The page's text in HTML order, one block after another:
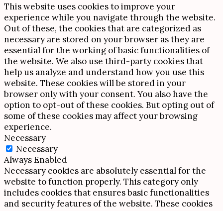
This website uses cookies to improve your
experience while you navigate through the website.
Out of these, the cookies that are categorized as
necessary are stored on your browser as they are
essential for the working of basic functionalities of
the website. We also use third-party cookies that
help us analyze and understand how you use this
website. These cookies will be stored in your
browser only with your consent. You also have the
option to opt-out of these cookies. But opting out of
some of these cookies may affect your browsing
experience.
Necessary
Necessary
Always Enabled
Necessary cookies are absolutely essential for the
website to function properly. This category only
includes cookies that ensures basic functionalities
and security features of the website. These cookies